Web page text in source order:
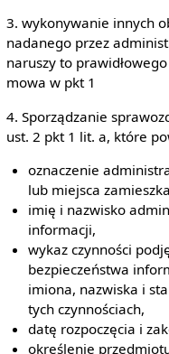
3. wykonywanie innych
nadanego przez
naruszy to
mowa w pkt 1
4. Sporządzanie
ust. 2 pkt 1 lit. a, które
oznaczenie
lub miejsca
imię i nazwisko
informacji,
wykaz czynności
bezpieczeństwa
imiona, nazwiska i
tych czynnościach,
datę rozpoczęcia i
określenie